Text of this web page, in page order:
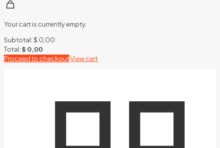
Your cart is currently empty.
Subtotal:$ 0,00
Total:$ 0,00
Proceed to checkoutView cart